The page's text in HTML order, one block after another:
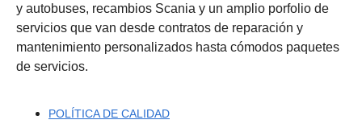
y autobuses, recambios Scania y un amplio porfolio de
servicios que van desde contratos de reparación y
mantenimiento personalizados hasta cómodos paquetes
de servicios.
POLÍTICA DE CALIDAD